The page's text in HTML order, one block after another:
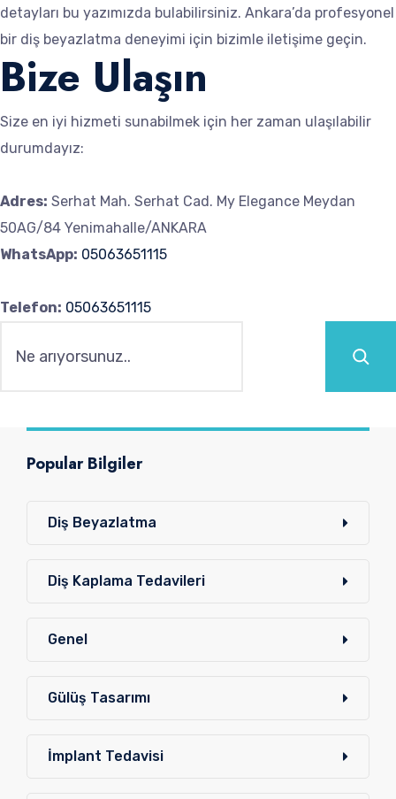
detayları bu yazımızda bulabilirsiniz. Ankara’da profesyonel
bir diş beyazlatma deneyimi için bizimle iletişime geçin.
Bize Ulaşın
Size en iyi hizmeti sunabilmek için her zaman ulaşılabilir
durumdayız:
Adres: Serhat Mah. Serhat Cad. My Elegance Meydan
50AG/84 Yenimahalle/ANKARA
WhatsApp: 05063651115
Telefon: 05063651115
Popular Bilgiler
Diş Beyazlatma
Diş Kaplama Tedavileri
Genel
Gülüş Tasarımı
İmplant Tedavisi